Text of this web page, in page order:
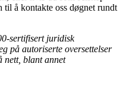
til å kontakte oss døgnet rundt
sertifisert juridisk
på autoriserte oversettelser
nett, blant annet